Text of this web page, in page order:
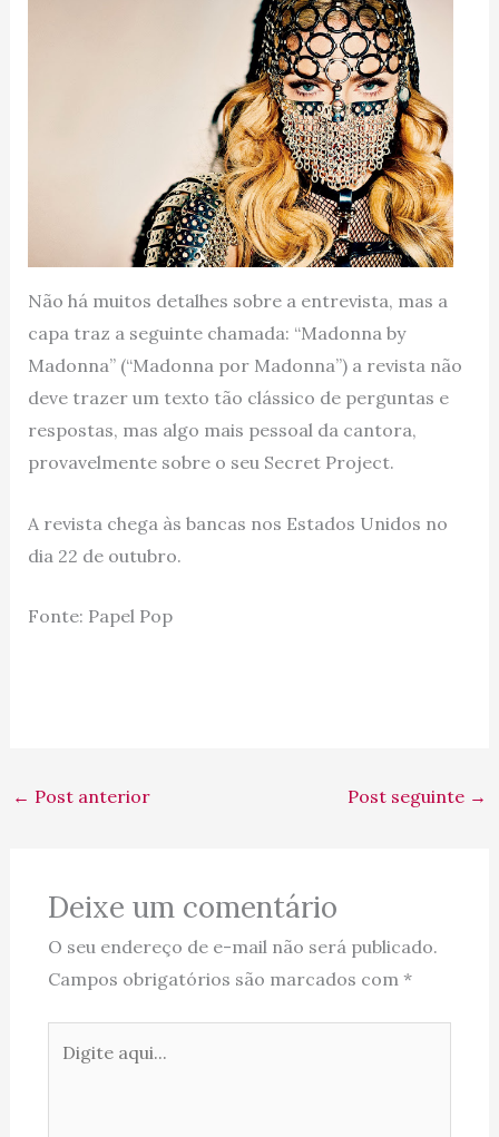
Não há muitos detalhes sobre a entrevista, mas a
capa traz a seguinte chamada: “Madonna by
Madonna” (“Madonna por Madonna”) a revista não
deve trazer um texto tão clássico de perguntas e
respostas, mas algo mais pessoal da cantora,
provavelmente sobre o seu Secret Project.
A revista chega às bancas nos Estados Unidos no
dia 22 de outubro.
Fonte: Papel Pop
← Post anterior Post seguinte →
Deixe um comentário
O seu endereço de e-mail não será publicado.
Campos obrigatórios são marcados com *
aqui...